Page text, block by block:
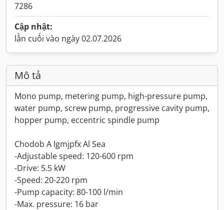
7286
Cập nhật:
lần cuối vào ngày 02.07.2026
Mô tả
Mono pump, metering pump, high-pressure pump,
water pump, screw pump, progressive cavity pump,
hopper pump, eccentric spindle pump
Chodob A Igmjpfx Al Sea
-Adjustable speed: 120-600 rpm
-Drive: 5.5 kW
-Speed: 20-220 rpm
-Pump capacity: 80-100 l/min
-Max. pressure: 16 bar